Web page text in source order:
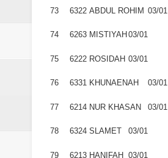
73 6322 ABDUL ROHIM 03/01
74 6263 MISTIYAH 03/01
75 6222 ROSIDAH 03/01
76 6331 KHUNAENAH 03/01
77 6214 NUR KHASAN 03/01
78 6324 SLAMET 03/01
79 6213 HANIFAH 03/01